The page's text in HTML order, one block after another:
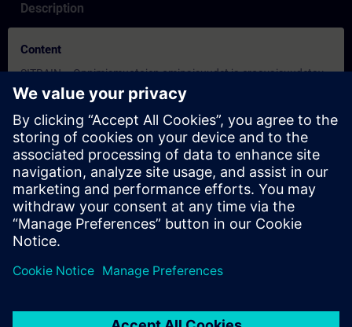
Description
Content
SITRAIN – Oppimismuotojen ominaisuudet ja eroavaisuudetav